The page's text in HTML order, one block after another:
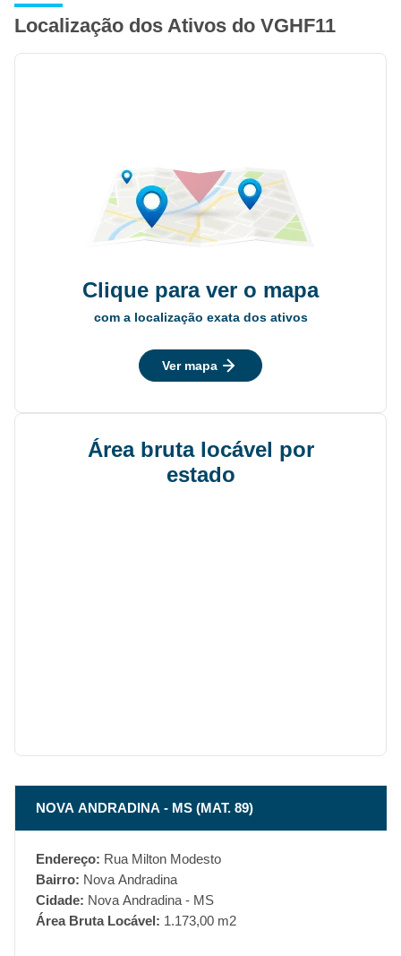
Localização dos Ativos do VGHF11
Clique para ver o mapa
com a localização exata dos ativos
Ver mapa
Área bruta locável por
estado
NOVA ANDRADINA - MS (MAT. 89)
Endereço: Rua Milton Modesto
Bairro: Nova Andradina
Cidade: Nova Andradina - MS
Área Bruta Locável: 1.173,00 m2